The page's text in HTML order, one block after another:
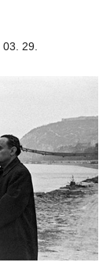
29.